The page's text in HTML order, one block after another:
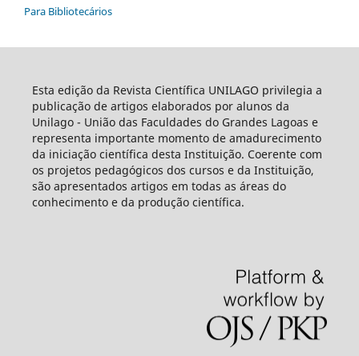
Para Bibliotecários
Esta edição da Revista Científica UNILAGO privilegia a
publicação de artigos elaborados por alunos da
Unilago - União das Faculdades do Grandes Lagoas e
representa importante momento de amadurecimento
da iniciação científica desta Instituição. Coerente com
os projetos pedagógicos dos cursos e da Instituição,
são apresentados artigos em todas as áreas do
conhecimento e da produção científica.